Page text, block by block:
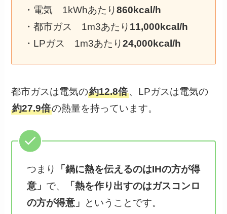
・電気 1kWhあたり860kcal/h
・都市ガス 1m3あたり 11,000kcal/h
・LPガス 1m3あたり24,000kcal/h
都市ガスは電気の約12.8倍、LPガスは電気の
約27.9倍の熱量を持っています。
つまり
「鍋に熱を伝えるのはIHの方が得
意」 で、
「熱を作り出すのはガスコンロ
の方が得意」
ということです。